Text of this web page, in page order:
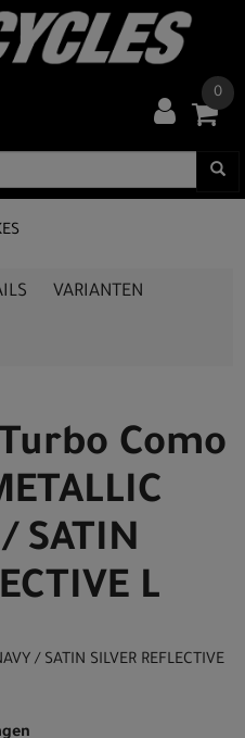
0
VARIANTEN
Como
SATIN
L
/ SATIN SILVER REFLECTIVE